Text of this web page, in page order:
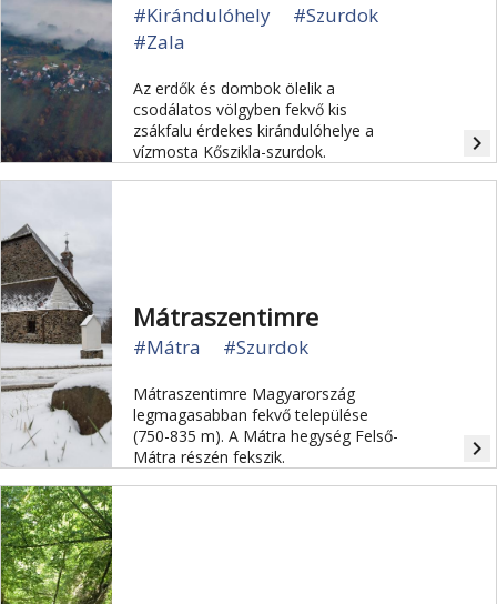
#Kirándulóhely
#Szurdok
#Zala
Az erdők és dombok ölelik a
csodálatos völgyben fekvő kis
zsákfalu érdekes kirándulóhelye a
vízmosta Kőszikla-szurdok.
navigate_next
Mátraszentimre
#Mátra #Szurdok
Mátraszentimre Magyarország
legmagasabban fekvő települése
(750-835 m). A Mátra hegység Felső-
Mátra részén fekszik.
navigate_next